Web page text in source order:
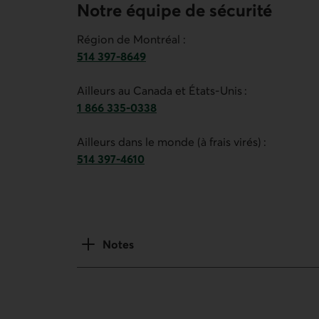
Notre équipe de sécurité
Région de Montréal :
514 397-8649
Ailleurs au Canada et États-Unis :
1 866 335-0338
Numéro de téléphone du service de
Ailleurs dans le monde (à frais virés) :
514 397-4610
Notes